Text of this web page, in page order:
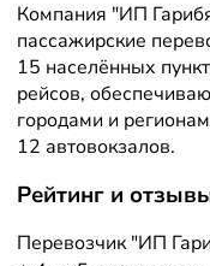
Компания "ИП
пассажирские
15 населённых
рейсов,
городами и
12 автовокзалов.
Рейтинг и
Перевозчик "ИП